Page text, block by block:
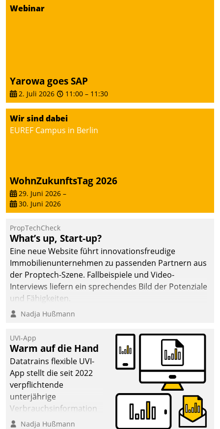
Dialogführung ermöglicht
Webinar
Yarowa goes SAP
2. Juli 2026 11:00 – 11:30
Wir sind dabei
EUREF Campus in Berlin
WohnZukunftsTag 2026
29. Juni 2026 –
30. Juni 2026
PropTechCheck
What’s up, Start-up?
Eine neue Website führt innovationsfreudige
Immobilienunternehmen zu passenden Partnern aus
der Proptech-Szene. Fallbeispiele und Video-
Interviews liefern ein sprechendes Bild der Potenziale
und Fähigkeiten.
Nadja Hußmann
UVI-App
Warm auf die Hand
Datatrains flexible UVI-
App stellt die seit 2022
verpflichtende
unterjährige
Verbrauchsinformation
schnell, zuverlässig und
Nadja Hußmann